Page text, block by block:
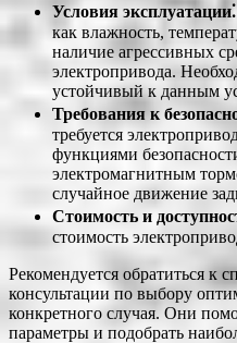
Условия эксплуатации⁚
как влажность,
наличие агрессивных
электропривода.
устойчивый к данным
Требования к
требуется
функциями
электромагнитным
случайное движение
Стоимость и
стоимость
Рекомендуется обратиться к
консультации по выбору
конкретного случая. Они
параметры и подобрать